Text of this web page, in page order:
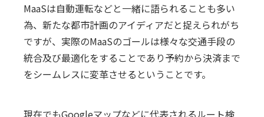
MaaSは自動運転などと一緒に語られることも多い
為、新たな都市計画のアイディアだと捉えられがち
ですが、実際のMaaSのゴールは様々な交通手段の
統合及び最適化をすることであり予約から決済まで
をシームレスに変革させるということです。
現在でもGoogleマップなどに代表されるルート検